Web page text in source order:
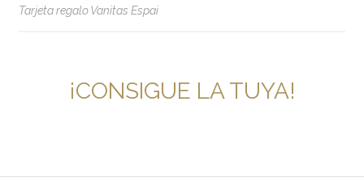
Tarjeta regalo Vanitas Espai
¡CONSIGUE LA TUYA!